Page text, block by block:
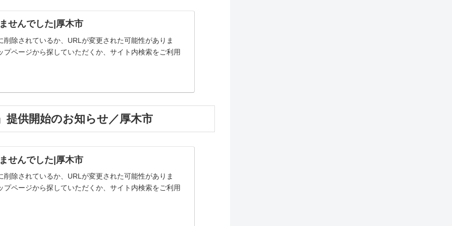
せんでした|厚木市
削除されているか、URLが変更された可能性がありま
プページから探していただくか、サイト内検索をご利用
提供開始のお知らせ／厚木市
せんでした|厚木市
削除されているか、URLが変更された可能性がありま
プページから探していただくか、サイト内検索をご利用